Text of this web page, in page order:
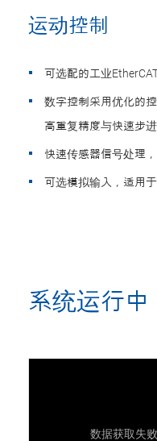
运动控制
可选配的工业
数字控制采用优化的
高重复精度与快速步
快速传感器信号处理
可选模拟输入，适用
系统运行中